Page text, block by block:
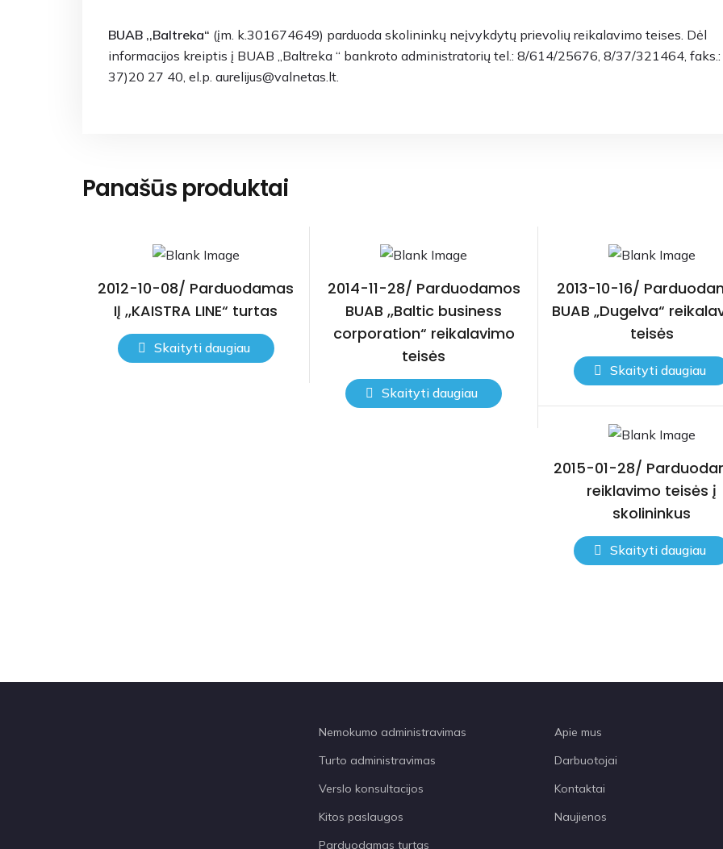
BUAB ,,Baltreka“ (įm. k.301674649) parduoda skolininkų neįvykdytų prievolių reikalavimo teises. Dėl
informacijos kreiptis į BUAB „Baltreka “ bankroto administratorių tel.: 8/614/25676, 8/37/321464, faks.:
37)20 27 40, el.p. aurelijus@valnetas.lt.
Panašūs produktai
2012-10-08/ Parduodamas
IĮ ,,KAISTRA LINE“ turtas
Skaityti daugiau
2014-11-28/ Parduodamos
BUAB ,,Baltic business
corporation“ reikalavimo
teisės
Skaityti daugiau
2013-10-16/
BUAB „Dugelva“
teisės
Skaityti daugiau
2015-01-28/
reiklavimo teisės į
skolininkus
Skaityti daugiau
Nemokumo administravimas
Turto administravimas
Verslo konsultacijos
Kitos paslaugos
Parduodamas turtas
Apie mus
Darbuotojai
Kontaktai
Naujienos